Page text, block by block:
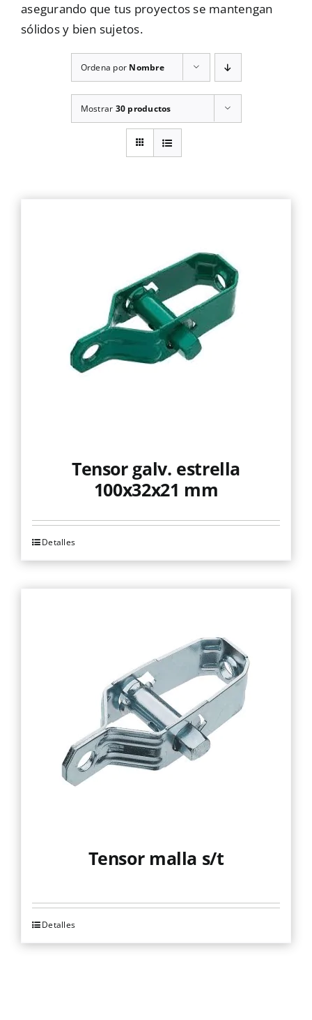
asegurando que tus proyectos se mantengan
sólidos y bien sujetos.
Ordena por Nombre
Mostrar 30 productos
Tensor galv. estrella
100x32x21 mm
Detalles
Tensor malla s/t
Este
producto
Detalles